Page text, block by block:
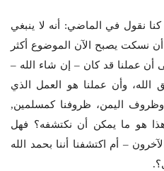
كنا نقول في الماضي: أنه لا ينبغي
نسكت يصبح الآن الموضوع أكثر
أن عملنا قد كان – إن شاء الله –
الله، وأن عملنا هو العمل الذي
اليمن، ظروفنا كمسلمين,
هذا هو ما يمكن أن نكتشفه؟ فهل
– أم اكتشفنا أننا بحمد الله